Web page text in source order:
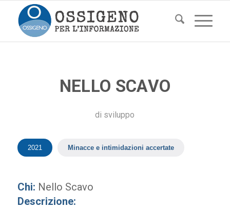
NELLO SCAVO
di sviluppo
2021 Minacce e intimidazioni accertate
Chi: Nello Scavo
Descrizione: